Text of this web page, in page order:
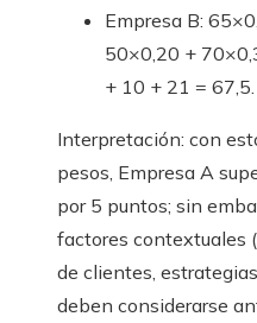
Empresa B:
50×0,20 +
+ 10 + 21 = 67,5.
Interpretación: con
pesos, Empresa A
por 5 puntos; sin
factores contextuales
de clientes,
deben considerarse